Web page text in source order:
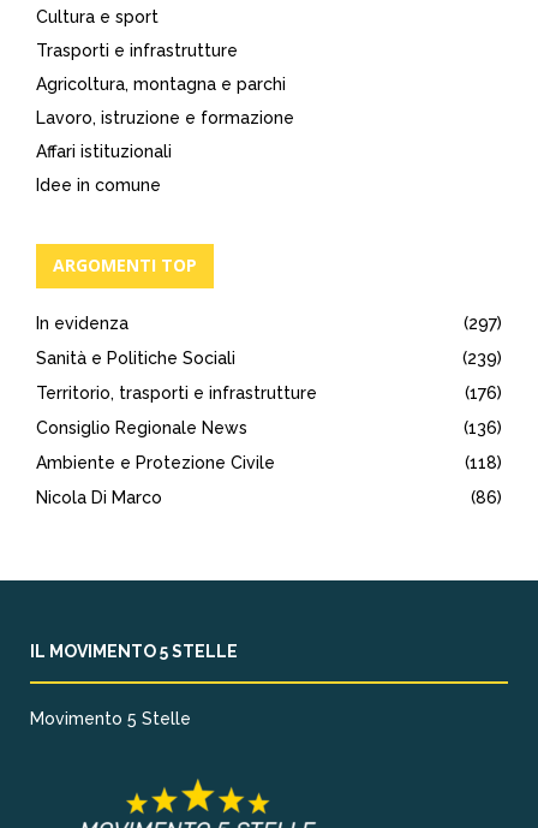
Cultura e sport
Trasporti e infrastrutture
Agricoltura, montagna e parchi
Lavoro, istruzione e formazione
Affari istituzionali
Idee in comune
ARGOMENTI TOP
In evidenza
(297)
Sanità e Politiche Sociali
(239)
Territorio, trasporti e infrastrutture
(176)
Consiglio Regionale News
(136)
Ambiente e Protezione Civile
(118)
Nicola Di Marco
(86)
IL MOVIMENTO 5 STELLE
Movimento 5 Stelle